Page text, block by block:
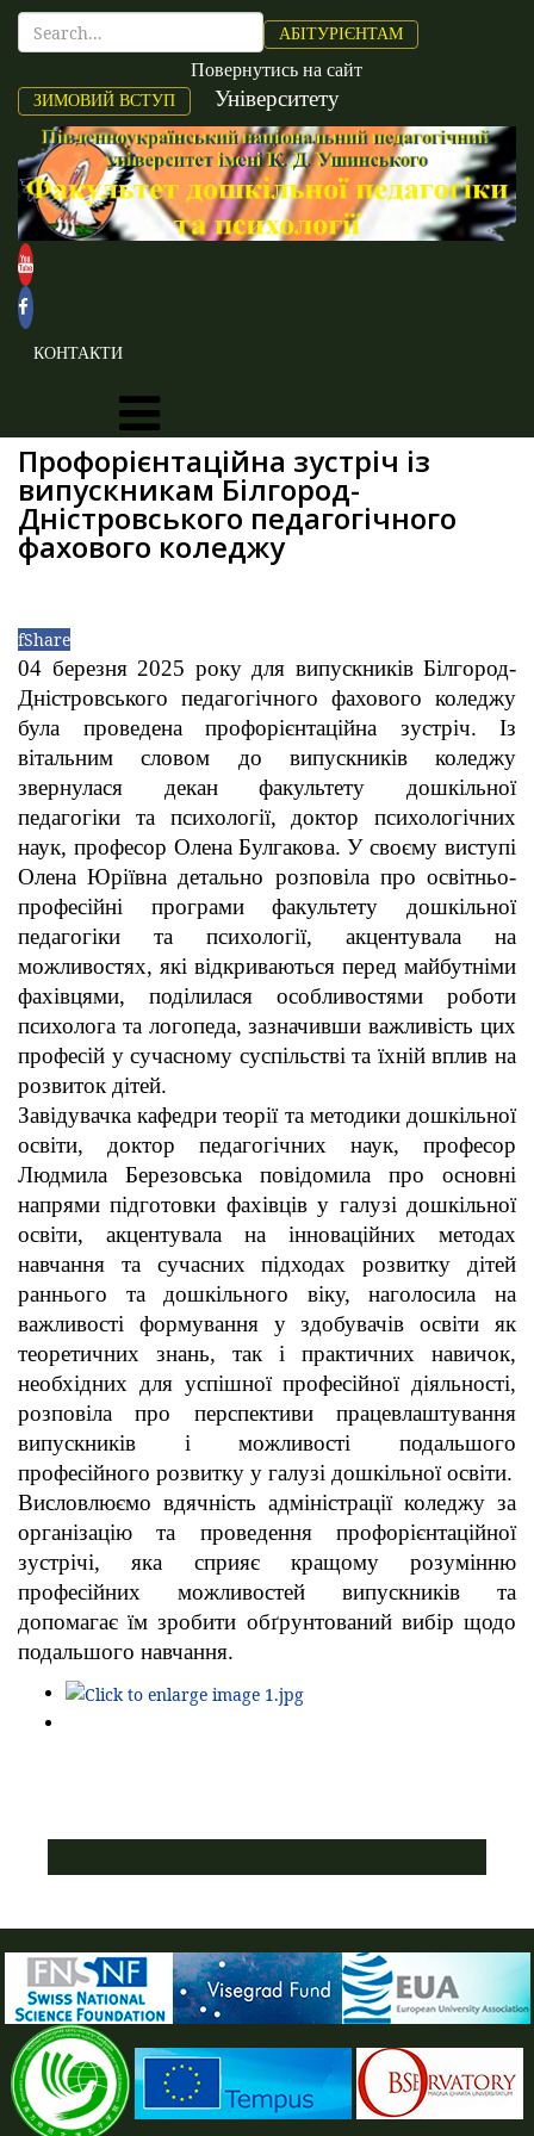
АБІТУРІЄНТАМ
ЗИМОВИЙ ВСТУП
Повернутись на сайт
Університету
КОНТАКТИ
Профорієнтаційна зустріч із
випускникам Білгород-
Дністровського педагогічного
фахового коледжу
fShare
04 березня 2025 року для випускників Білгород-
Дністровського педагогічного фахового коледжу
була проведена профорієнтаційна зустріч. Із
вітальним словом до випускників коледжу
звернулася декан факультету дошкільної
педагогіки та психології, доктор психологічних
наук, професор Олена Булгакова. У своєму виступі
Олена Юріївна детально розповіла про освітньо-
професійні програми факультету дошкільної
педагогіки та психології, акцентувала на
можливостях, які відкриваються перед майбутніми
фахівцями, поділилася особливостями роботи
психолога та логопеда, зазначивши важливість цих
професій у сучасному суспільстві та їхній вплив на
розвиток дітей.
Завідувачка кафедри теорії та методики дошкільної
освіти, доктор педагогічних наук, професор
Людмила Березовська повідомила про основні
напрями підготовки фахівців у галузі дошкільної
освіти, акцентувала на інноваційних методах
навчання та сучасних підходах розвитку дітей
раннього та дошкільного віку, наголосила на
важливості формування у здобувачів освіти як
теоретичних знань, так і практичних навичок,
необхідних для успішної професійної діяльності,
розповіла про перспективи працевлаштування
випускників і можливості подальшого
професійного розвитку у галузі дошкільної освіти.
Висловлюємо вдячність адміністрації коледжу за
організацію та проведення профорієнтаційної
зустрічі, яка сприяє кращому розумінню
професійних можливостей випускників та
допомагає їм зробити обґрунтований вибір щодо
подальшого навчання.